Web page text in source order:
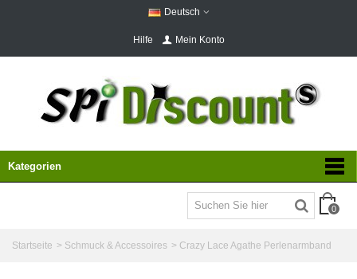
Deutsch
Hilfe Mein Konto
Kategorien
0
Startseite > Schmuck & Accessoires > Crazy Lace Agathe Perlenarmband